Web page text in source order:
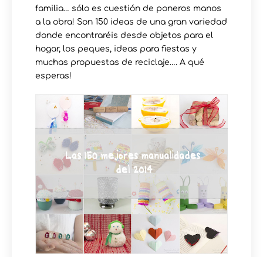
familia… sólo es cuestión de poneros manos
a la obra! Son 150 ideas de una gran variedad
donde encontraréis desde objetos para el
hogar, los peques, ideas para fiestas y
muchas propuestas de reciclaje…. A qué
esperas!